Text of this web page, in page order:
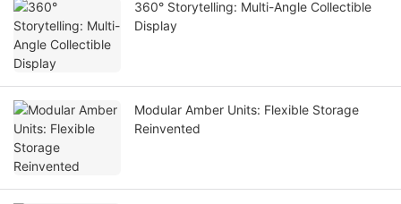
360° Storytelling: Multi-Angle Collectible
Display
Modular Amber Units: Flexible Storage
Reinvented